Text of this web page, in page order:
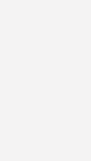
[LS] [PS5] Le WebKit
[GK] Oubliez Crazy Taxi,
[LS] [Switch] NSZ 5.0.0